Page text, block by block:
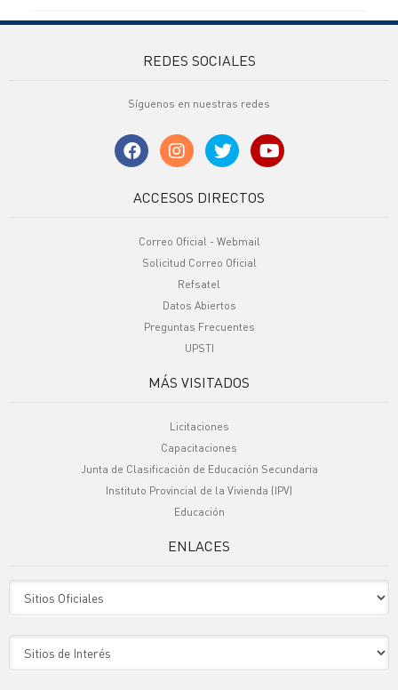
REDES SOCIALES
Síguenos en nuestras redes
ACCESOS DIRECTOS
Correo Oficial - Webmail
Solicitud Correo Oficial
Refsatel
Datos Abiertos
Preguntas Frecuentes
UPSTI
MÁS VISITADOS
Licitaciones
Capacitaciones
Junta de Clasificación de Educación Secundaria
Instituto Provincial de la Vivienda (IPV)
Educación
ENLACES